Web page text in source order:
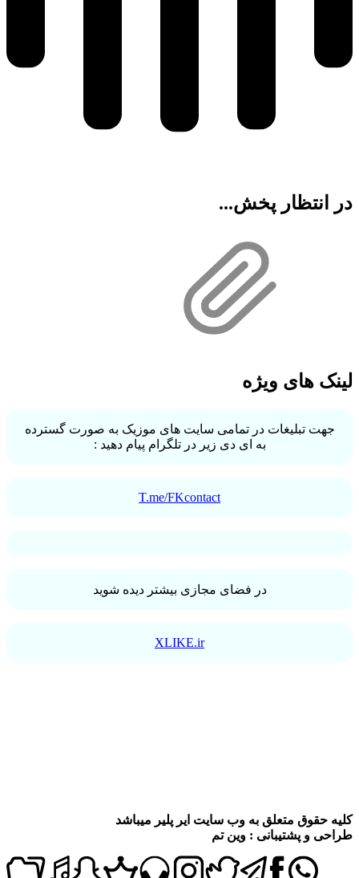
در انتظار پخش...
لینک های ویژه
جهت تبلیغات در تمامی سایت های موزیک به صورت گسترده
به ای دی زیر در تلگرام پیام دهید :
T.me/FKcontact
در فضای مجازی بیشتر دیده شوید
XLIKE.ir
کلیه حقوق متعلق به وب سایت ایر پلیر میباشد
طراحی و پشتیبانی : وین تم